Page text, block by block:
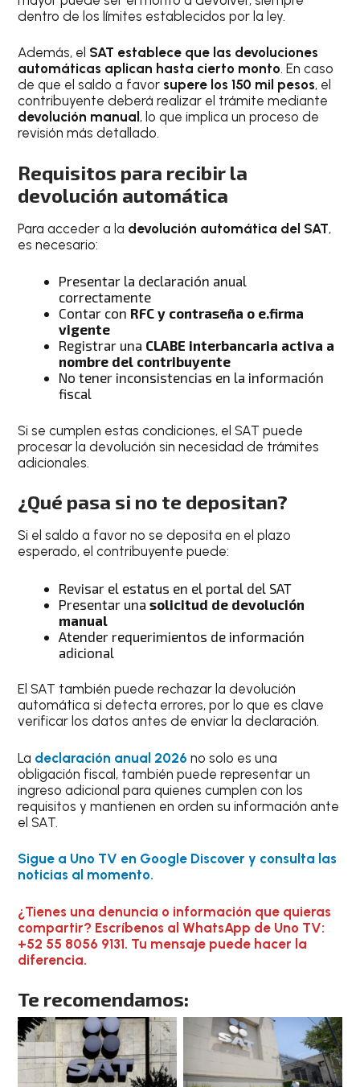
dentro de los límites establecidos por la ley.
Además, el SAT establece que las devoluciones
automáticas aplican hasta cierto monto. En caso
de que el saldo a favor supere los 150 mil pesos, el
contribuyente deberá realizar el trámite mediante
devolución manual , lo que implica un proceso de
revisión más detallado.
Requisitos para recibir la
devolución automática
Para acceder a la devolución automática del SAT,
es necesario:
Presentar la declaración anual
correctamente
Contar conRFC y contraseña o e.firma
vigente
Registrar una CLABE interbancaria activa a
nombre del contribuyente
No tener inconsistencias en la información
fiscal
Si se cumplen estas condiciones, el SAT puede
procesar la devolución sin necesidad de trámites
adicionales.
¿Qué pasa si no te depositan?
Si el saldo a favor no se deposita en el plazo
esperado, el contribuyente puede:
Revisar el estatus en el portal del SAT
Presentar unasolicitud de devolución
manual
Atender requerimientos de información
adicional
El SAT también puede rechazar la devolución
automática si detecta errores, por lo que es clave
verificar los datos antes de enviar la declaración.
La declaración anual 2026 no solo es una
obligación fiscal, también puede representar un
ingreso adicional para quienes cumplen con los
requisitos y mantienen en orden su información ante
el SAT.
Sigue a Uno TV en Google Discover y consulta las
noticias al momento.
¿Tienes una denuncia o información que quieras
compartir? Escríbenos al WhatsApp de Uno TV:
+52 55 8056 9131. Tu mensaje puede hacer la
diferencia.
Te recomendamos: